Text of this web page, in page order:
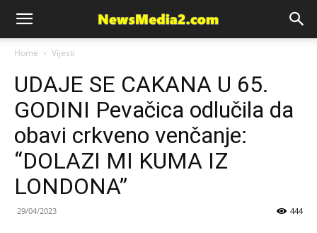
News
Home Vijesti
UDAJE SE CAKANA U 65.
GODINI Pevačica odlučila da
obavi crkveno venčanje:
“DOLAZI MI KUMA IZ
LONDONA”
29/04/2023 444